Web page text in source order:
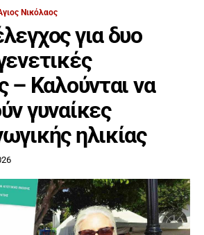
Νικόλαος
για δυο
– Καλούνται να
γυναίκες
ηλικίας